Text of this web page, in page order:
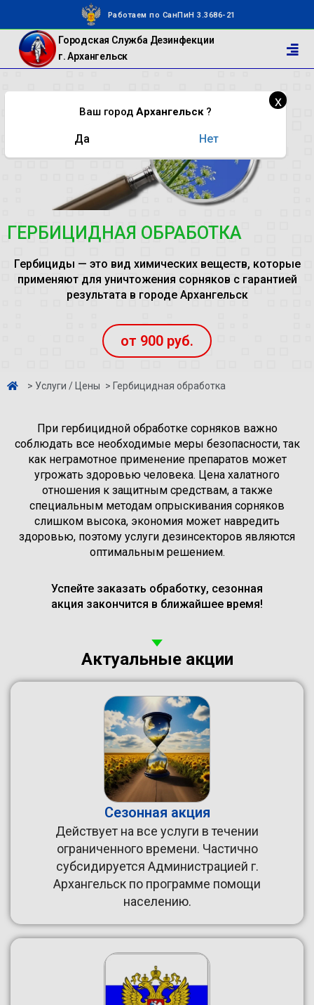
Работаем по СанПиН 3.3686-21
Городская Служба Дезинфекции
г. Архангельск
ГЕРБИЦИДНАЯ ОБРАБОТКА
Гербициды — это вид химических веществ, которые
применяют для уничтожения сорняков с гарантией
результата в городе Архангельск
от 900 руб.
> Услуги / Цены > Гербицидная обработка
При гербицидной обработке сорняков важно
соблюдать все необходимые меры безопасности, так
как неграмотное применение препаратов может
угрожать здоровью человека. Цена халатного
отношения к защитным средствам, а также
специальным методам опрыскивания сорняков
слишком высока, экономия может навредить
здоровью, поэтому услуги дезинсекторов являются
оптимальным решением.
Успейте заказать обработку, сезонная
акция закончится в ближайшее время!
Актуальные акции
Сезонная акция
Действует на все услуги в течении
ограниченного времени. Частично
субсидируется Администрацией г.
Архангельск по программе помощи
населению.
Ваш городАрхангельск?
Да Нет
х